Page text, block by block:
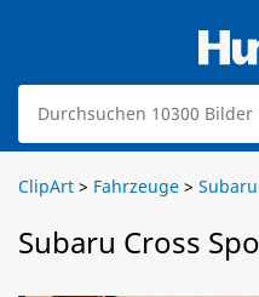
ClipArt > Fahrzeuge > Subaru
Subaru Cross